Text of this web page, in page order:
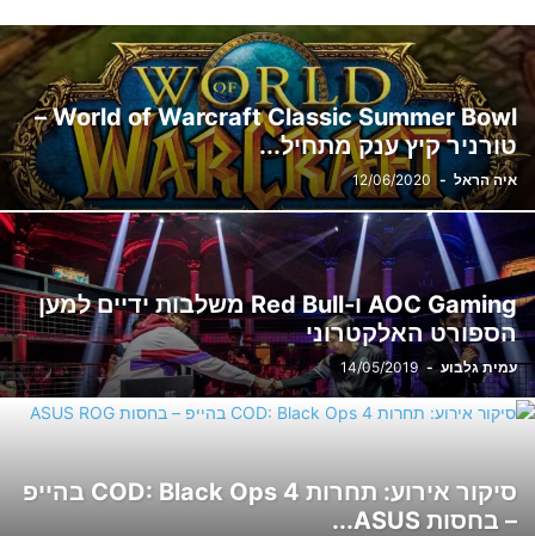
WII U
XBOX 360
XBOX ONE
XBOX SERIES X אינדי אנדרואיד
ביקורות ביקורות גאדג'טים וידאו חדשות טכנולוגיה
כנסים ואירועים מציאות מדומה משחקים כחול לבן סרטים תחרויות
World of Warcraft Classic Summer Bowl –
טורניר קיץ ענק מתחיל...
איה הראל -
12/06/2020
AOC Gaming ו-Red Bull משלבות ידיים למען
הספורט האלקטרוני
עמית גלבוע -
14/05/2019
סיקור אירוע: תחרות COD: Black Ops 4 בהייפ
– בחסות ASUS...